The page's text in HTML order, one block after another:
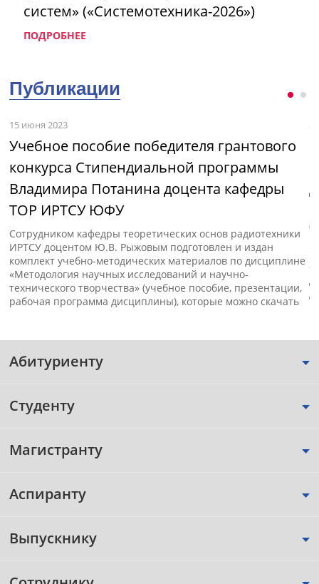
систем» («Системотехника-2026»)
ПОДРОБНЕЕ
Публикации
15 июня 2023
Учебное пособие победителя грантового
конкурса Стипендиальной программы
Владимира Потанина доцента кафедры
ТОР ИРТСУ ЮФУ
Сотрудником кафедры теоретических основ радиотехники
ИРТСУ доцентом Ю.В. Рыжовым подготовлен и издан
комплект учебно-методических материалов по дисциплине
«Методология научных исследований и научно-
технического творчества» (учебное пособие, презентации,
рабочая программа дисциплины), которые можно скачать
3
Абитуриенту
Студенту
Магистранту
Аспиранту
Выпускнику